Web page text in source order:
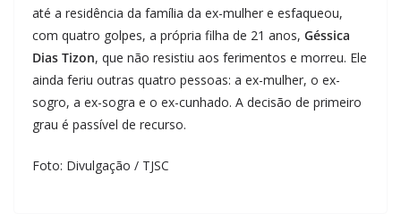
até a residência da família da ex-mulher e esfaqueou,
com quatro golpes, a própria filha de 21 anos, Géssica
Dias Tizon, que não resistiu aos ferimentos e morreu. Ele
ainda feriu outras quatro pessoas: a ex-mulher, o ex-
sogro, a ex-sogra e o ex-cunhado. A decisão de primeiro
grau é passível de recurso.
Foto: Divulgação / TJSC